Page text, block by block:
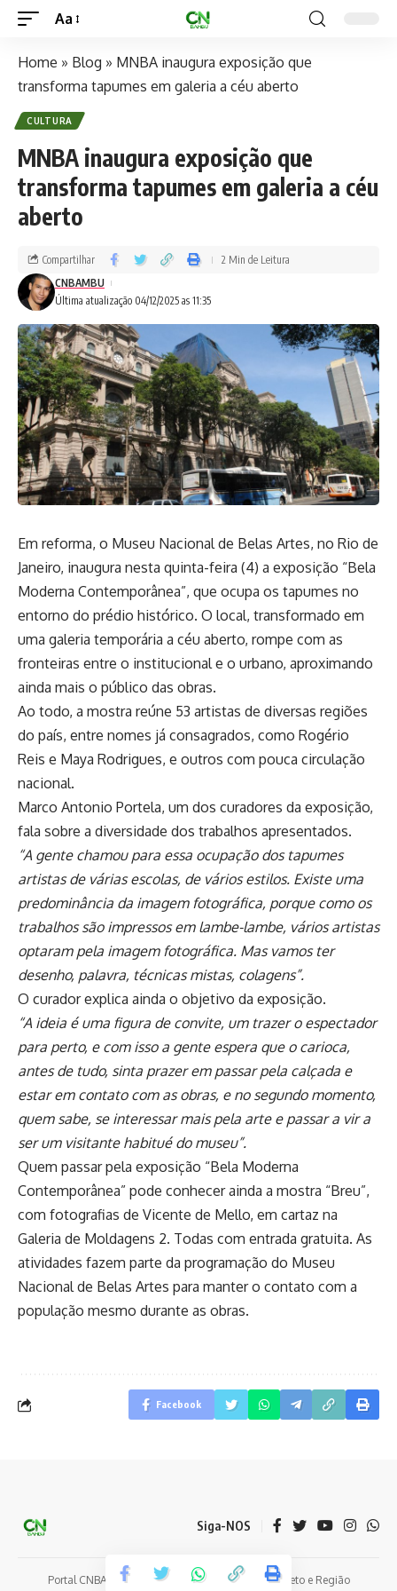
Aa
Home » Blog » MNBA inaugura exposição que
transforma tapumes em galeria a céu aberto
CULTURA
MNBA inaugura exposição que
transforma tapumes em galeria a céu
aberto
Última atualização 04/12/2025 as 11:35
CNBAMBU
Compartilhar 2 Min de Leitura
Em reforma, o Museu Nacional de Belas Artes, no Rio de
Janeiro, inaugura nesta quinta-feira (4) a exposição “Bela
Moderna Contemporânea”, que ocupa os tapumes no
entorno do prédio histórico. O local, transformado em
uma galeria temporária a céu aberto, rompe com as
fronteiras entre o institucional e o urbano, aproximando
ainda mais o público das obras.
Ao todo, a mostra reúne 53 artistas de diversas regiões
do país, entre nomes já consagrados, como Rogério
Reis e Maya Rodrigues, e outros com pouca circulação
nacional.
Marco Antonio Portela, um dos curadores da exposição,
fala sobre a diversidade dos trabalhos apresentados.
“A gente chamou para essa ocupação dos tapumes
artistas de várias escolas, de vários estilos. Existe uma
predominância da imagem fotográfica, porque como os
trabalhos são impressos em lambe-lambe, vários artistas
optaram pela imagem fotográfica. Mas vamos ter
desenho, palavra, técnicas mistas, colagens”.
O curador explica ainda o objetivo da exposição.
“A ideia é uma figura de convite, um trazer o espectador
para perto, e com isso a gente espera que o carioca,
antes de tudo, sinta prazer em passar pela calçada e
estar em contato com as obras, e no segundo momento,
quem sabe, se interessar mais pela arte e passar a vir a
ser um visitante habitué do museu”.
Quem passar pela exposição “Bela Moderna
Contemporânea” pode conhecer ainda a mostra “Breu”,
com fotografias de Vicente de Mello, em cartaz na
Galeria de Moldagens 2. Todas com entrada gratuita. As
atividades fazem parte da programação do Museu
Nacional de Belas Artes para manter o contato com a
população mesmo durante as obras.
Facebook
Siga-NOS
Portal CNBAMBU - Notícias e Eventos de Coelho Neto e Região